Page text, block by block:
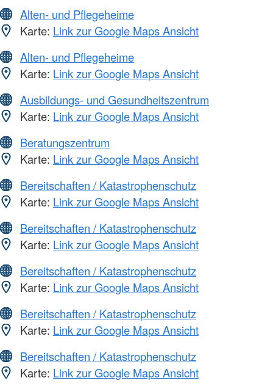
Alten- und Pflegeheime
Karte: Link zur Google Maps Ansicht
Alten- und Pflegeheime
Karte: Link zur Google Maps Ansicht
Ausbildungs- und Gesundheitszentrum
Karte: Link zur Google Maps Ansicht
Beratungszentrum
Karte: Link zur Google Maps Ansicht
Bereitschaften / Katastrophenschutz
Karte: Link zur Google Maps Ansicht
Bereitschaften / Katastrophenschutz
Karte: Link zur Google Maps Ansicht
Bereitschaften / Katastrophenschutz
Karte: Link zur Google Maps Ansicht
Bereitschaften / Katastrophenschutz
Karte: Link zur Google Maps Ansicht
Bereitschaften / Katastrophenschutz
Karte: Link zur Google Maps Ansicht